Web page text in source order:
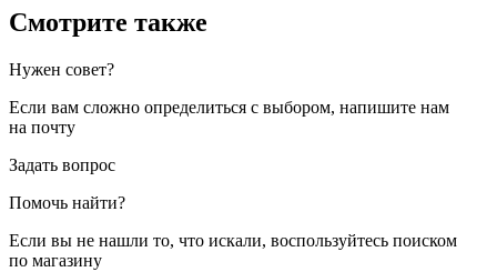
Смотрите также
Нужен совет?
Если вам сложно определиться с выбором, напишите нам
на почту
Задать вопрос
Помочь найти?
Если вы не нашли то, что искали, воспользуйтесь поиском
по магазину